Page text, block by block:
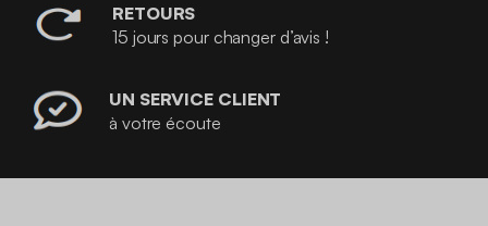
RETOURS
15 jours pour changer d’avis !
UN SERVICE CLIENT
à votre écoute